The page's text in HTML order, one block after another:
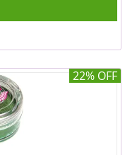
22% OFF